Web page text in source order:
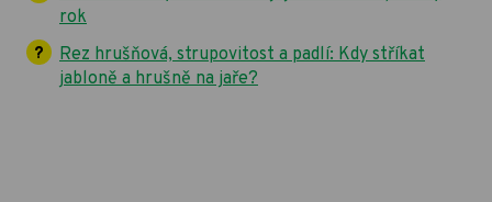
rok
Rez hrušňová, strupovitost a padlí: Kdy stříkat
jabloně a hrušně na jaře?